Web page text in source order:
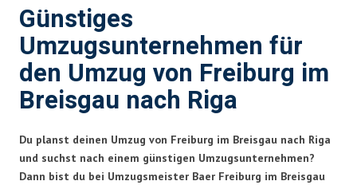
Günstiges
Umzugsunternehmen für
den Umzug von Freiburg im
Breisgau nach Riga
Du planst deinen Umzug von Freiburg im Breisgau nach Riga
und suchst nach einem günstigen Umzugsunternehmen?
Dann bist du bei Umzugsmeister Baer Freiburg im Breisgau